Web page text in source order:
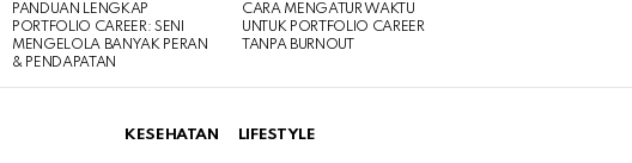
PANDUAN LENGKAP
PORTFOLIO CAREER: SENI
MENGELOLA BANYAK PERAN
& PENDAPATAN
CARA MENGATUR WAKTU
UNTUK PORTFOLIO CAREER
TANPA BURNOUT
KESEHATAN LIFESTYLE